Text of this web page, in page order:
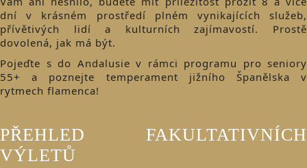
dní v krásném prostředí plném vynikajících služeb,
přívětivých lidí a kulturních zajímavostí. Prostě
dovolená, jak má být.
Pojeďte s do Andalusie v rámci programu pro seniory
55+ a poznejte temperament jižního Španělska v
rytmech flamenca!
PŘEHLED FAKULTATIVNÍCH
VÝLETŮ